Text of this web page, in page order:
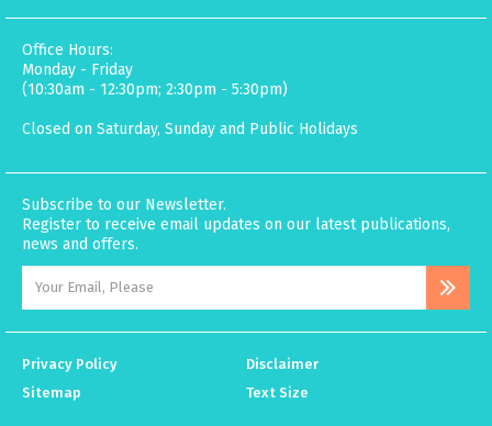
Office Hours:
Monday - Friday
(10:30am - 12:30pm; 2:30pm - 5:30pm)
Closed on Saturday, Sunday and Public Holidays
Subscribe to our Newsletter.
Register to receive email updates on our latest publications,
news and offers.
Privacy Policy
Disclaimer
Sitemap
Text Size